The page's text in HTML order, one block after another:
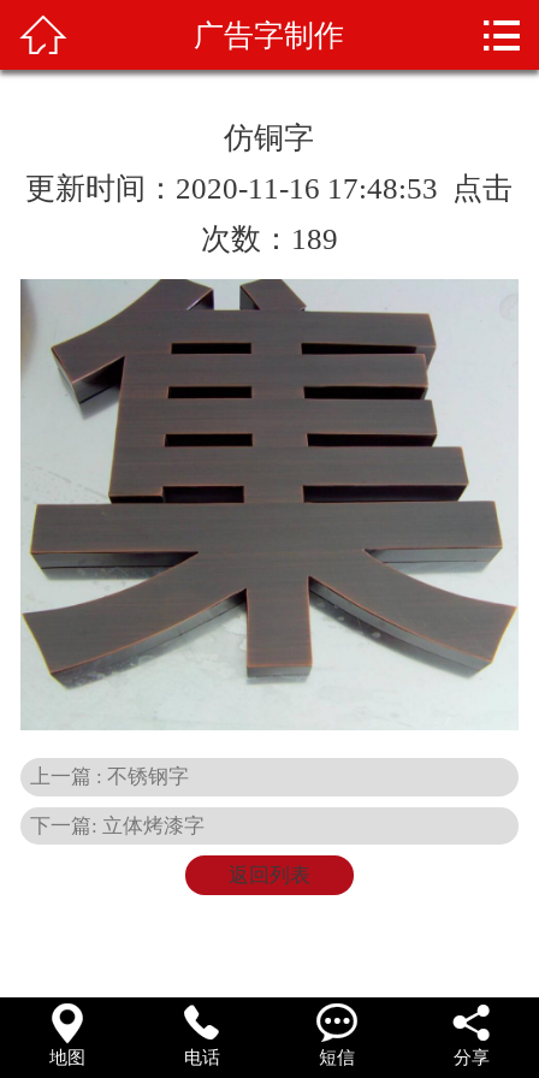
案例展示
业务范围
产品知识
在线留言
 广告字制作 
仿铜字
更新时间：2020-11-16 17:48:53 点击
次数： 189
上一篇 : 不锈钢字
下一篇: 立体烤漆字
返回列表

地图

电话

短信

分享